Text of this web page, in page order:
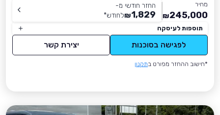
מחיר
245,000
₪
החזר חודשי מ-
1,829
₪לחודש*
תוספות לעיסקה
לפגישה בסוכנות יצירת קשר
*חישוב ההחזר מפורט בתקנון